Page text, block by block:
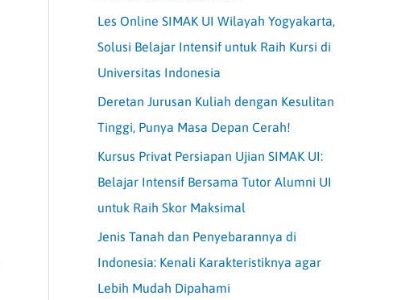
Les Online SIMAK UI Wilayah Yogyakarta,
Solusi Belajar Intensif untuk Raih Kursi di
Universitas Indonesia
Deretan Jurusan Kuliah dengan Kesulitan
Tinggi, Punya Masa Depan Cerah!
Kursus Privat Persiapan Ujian SIMAK UI:
Belajar Intensif Bersama Tutor Alumni UI
untuk Raih Skor Maksimal
Jenis Tanah dan Penyebarannya di
Indonesia: Kenali Karakteristiknya agar
Lebih Mudah Dipahami